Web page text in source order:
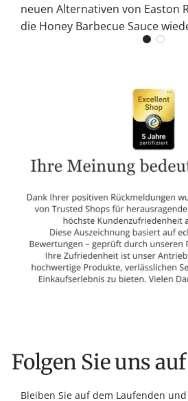
neuen Alternativen von Easton
die Honey Barbecue Sauce
Folgen Sie uns
Bleiben Sie auf dem Laufenden